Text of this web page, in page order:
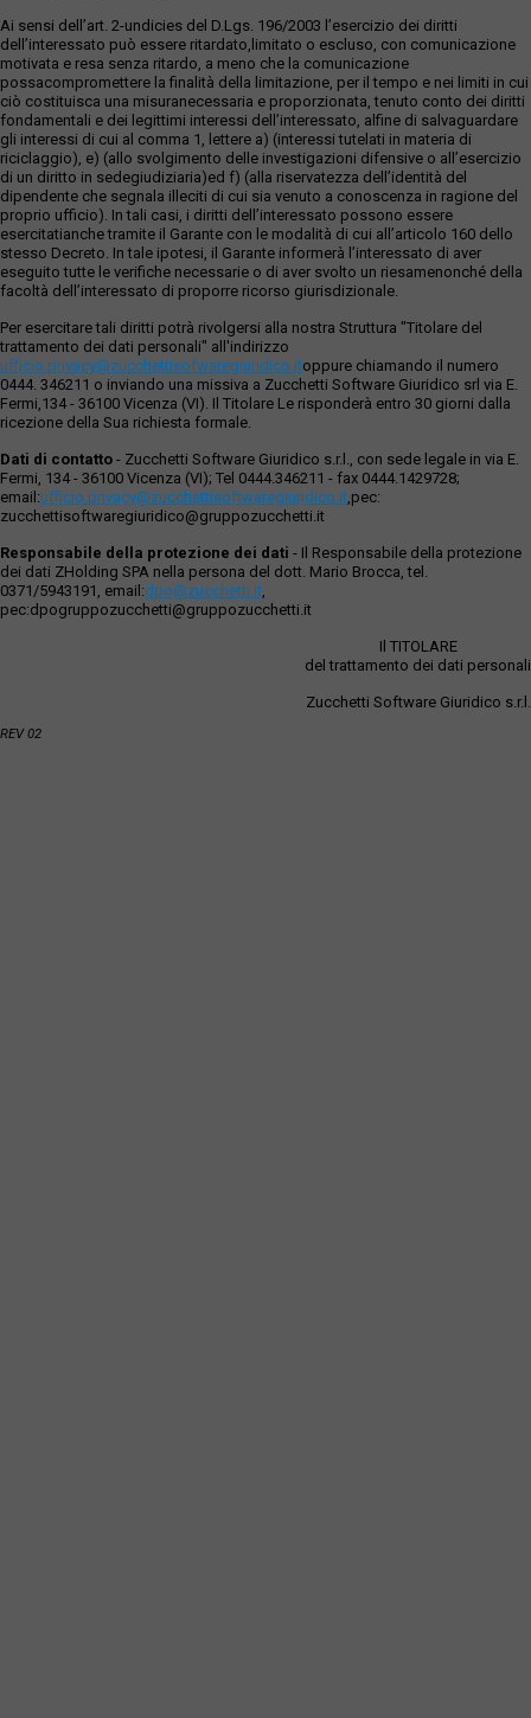
Ai sensi dell’art. 2-undicies del D.Lgs. 196/2003 l’esercizio dei diritti
dell’interessato può essere ritardato,limitato o escluso, con comunicazione
motivata e resa senza ritardo, a meno che la comunicazione
possacompromettere la finalità della limitazione, per il tempo e nei limiti in cui
ciò costituisca una misuranecessaria e proporzionata, tenuto conto dei diritti
fondamentali e dei legittimi interessi dell’interessato, alfine di salvaguardare
gli interessi di cui al comma 1, lettere a) (interessi tutelati in materia di
riciclaggio), e) (allo svolgimento delle investigazioni difensive o all’esercizio
di un diritto in sedegiudiziaria)ed f) (alla riservatezza dell’identità del
dipendente che segnala illeciti di cui sia venuto a conoscenza in ragione del
proprio ufficio). In tali casi, i diritti dell’interessato possono essere
esercitatianche tramite il Garante con le modalità di cui all’articolo 160 dello
stesso Decreto. In tale ipotesi, il Garante informerà l’interessato di aver
eseguito tutte le verifiche necessarie o di aver svolto un riesamenonché della
facoltà dell’interessato di proporre ricorso giurisdizionale.
Per esercitare tali diritti potrà rivolgersi alla nostra Struttura "Titolare del
trattamento dei dati personali" all'indirizzo
ufficio.privacy@zucchettisofwaregiuridico.itoppure chiamando il numero
0444. 346211 o inviando una missiva a Zucchetti Software Giuridico srl via E.
Fermi,134 - 36100 Vicenza (VI). Il Titolare Le risponderà entro 30 giorni dalla
ricezione della Sua richiesta formale.
Dati di contatto - Zucchetti Software Giuridico s.r.l., con sede legale in via E.
Fermi, 134 - 36100 Vicenza (VI); Tel 0444.346211 - fax 0444.1429728;
email:ufficio.privacy@zucchettisoftwaregiuridico.it,pec:
zucchettisoftwaregiuridico@gruppozucchetti.it
Responsabile della protezione dei dati - Il Responsabile della protezione
dei dati ZHolding SPA nella persona del dott. Mario Brocca, tel.
0371/5943191, email:dpo@zucchetti.it,
pec:dpogruppozucchetti@gruppozucchetti.it
Il TITOLARE
del trattamento dei dati personali
Zucchetti Software Giuridico s.r.l.
REV 02